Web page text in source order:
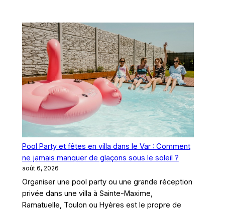
Pool Party et fêtes en villa dans le Var : Comment
ne jamais manquer de glaçons sous le soleil ?
août 6, 2026
Organiser une pool party ou une grande réception
privée dans une villa à Sainte-Maxime,
Ramatuelle, Toulon ou Hyères est le propre de